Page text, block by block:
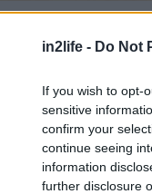
in2life - Do Not
If you wish to opt-
sensitive
confirm your
continue seeing
information
further disclosure